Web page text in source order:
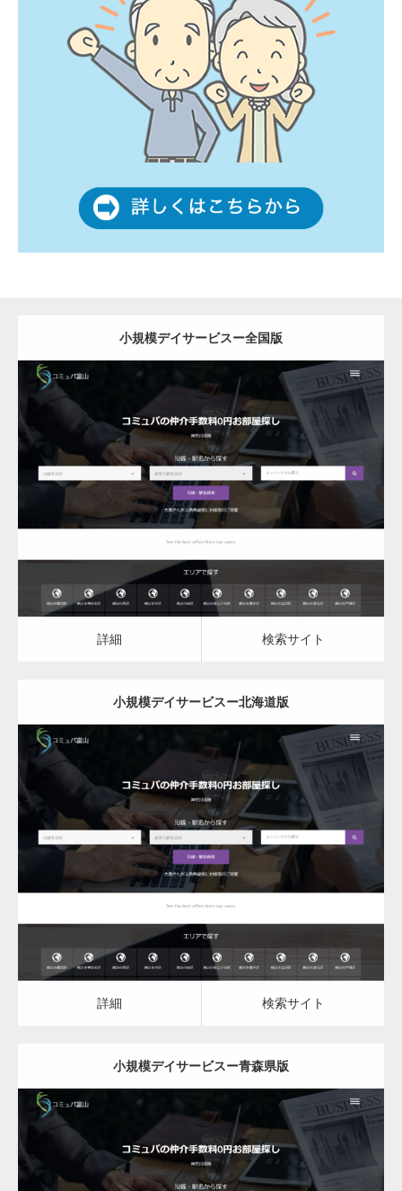
小規模デイサービスー全国版
更新日： 2023.03.09
小規模デイサービス
詳細 検索サイト
詳細 検索サイト
小規模デイサービスー北海道版
更新日： 2023.03.09
小規模デイサービス
詳細 検索サイト
詳細 検索サイト
小規模デイサービスー青森県版
更新日： 2023.03.09